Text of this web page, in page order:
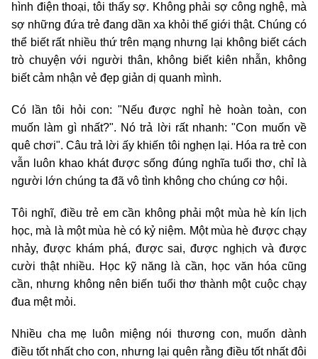
hình điện thoại, tôi thấy sợ. Không phải sợ công nghệ, mà
sợ những đứa trẻ đang dần xa khỏi thế giới thật. Chúng có
thể biết rất nhiều thứ trên mạng nhưng lại không biết cách
trò chuyện với người thân, không biết kiên nhẫn, không
biết cảm nhận vẻ đẹp giản dị quanh mình.
Có lần tôi hỏi con: "Nếu được nghỉ hè hoàn toàn, con
muốn làm gì nhất?". Nó trả lời rất nhanh: "Con muốn về
quê chơi". Câu trả lời ấy khiến tôi nghẹn lại. Hóa ra trẻ con
vẫn luôn khao khát được sống đúng nghĩa tuổi thơ, chỉ là
người lớn chúng ta đã vô tình không cho chúng cơ hội.
Tôi nghĩ, điều trẻ em cần không phải một mùa hè kín lịch
học, mà là một mùa hè có kỷ niệm. Một mùa hè được chạy
nhảy, được khám phá, được sai, được nghịch và được
cười thật nhiều. Học kỹ năng là cần, học văn hóa cũng
cần, nhưng không nên biến tuổi thơ thành một cuộc chạy
đua mệt mỏi.
Nhiều cha mẹ luôn miệng nói thương con, muốn dành
điều tốt nhất cho con, nhưng lại quên rằng điều tốt nhất đôi